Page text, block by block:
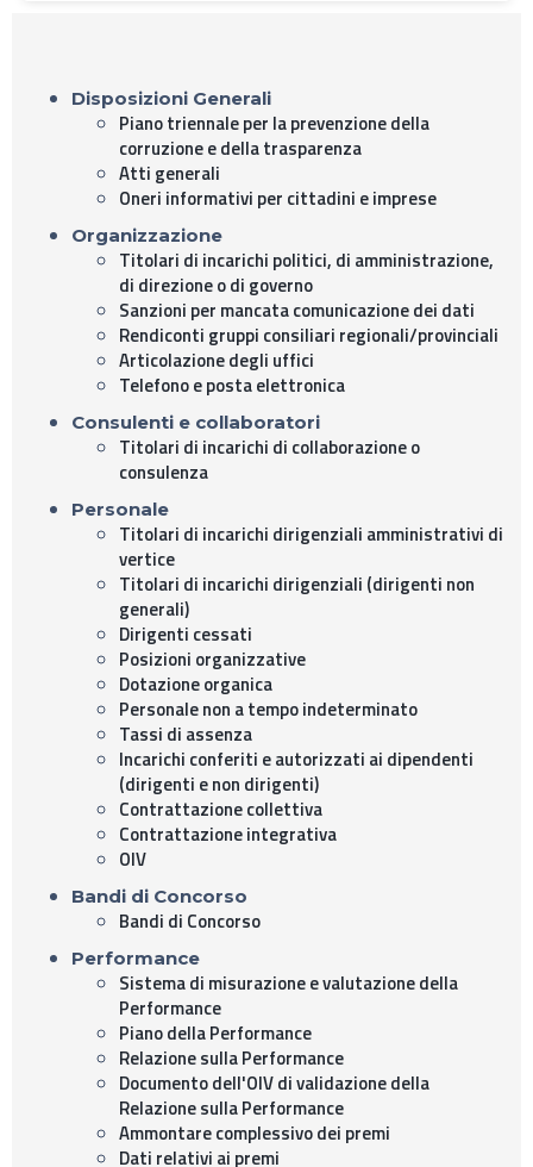
Disposizioni Generali
Piano triennale per la prevenzione della
corruzione e della trasparenza
Atti generali
Oneri informativi per cittadini e imprese
Organizzazione
Titolari di incarichi politici, di amministrazione,
di direzione o di governo
Sanzioni per mancata comunicazione dei dati
Rendiconti gruppi consiliari regionali/provinciali
Articolazione degli uffici
Telefono e posta elettronica
Consulenti e collaboratori
Titolari di incarichi di collaborazione o
consulenza
Personale
Titolari di incarichi dirigenziali amministrativi di
vertice
Titolari di incarichi dirigenziali (dirigenti non
generali)
Dirigenti cessati
Posizioni organizzative
Dotazione organica
Personale non a tempo indeterminato
Tassi di assenza
Incarichi conferiti e autorizzati ai dipendenti
(dirigenti e non dirigenti)
Contrattazione collettiva
Contrattazione integrativa
OIV
Bandi di Concorso
Bandi di Concorso
Performance
Sistema di misurazione e valutazione della
Performance
Piano della Performance
Relazione sulla Performance
Documento dell'OIV di validazione della
Relazione sulla Performance
Ammontare complessivo dei premi
Dati relativi ai premi